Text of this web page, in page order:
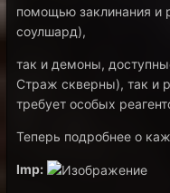
помощью заклинания и
соулшард),
так и демоны,
Страж скверны), так и
требует особых
Теперь подробнее о
Imp: